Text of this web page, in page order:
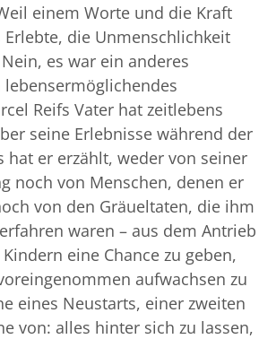
einem Worte und die Kraft
die Unmenschlichkeit
es war ein anderes
lebensermöglichendes
Reifs Vater hat zeitlebens
seine Erlebnisse während der
hat er erzählt, weder von seiner
noch von Menschen, denen er
von den Gräueltaten, die ihm
waren – aus dem Antrieb
eine Chance zu geben,
aufwachsen zu
eines Neustarts, einer zweiten
von: alles hinter sich zu lassen,